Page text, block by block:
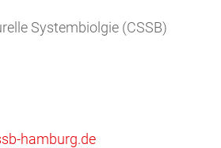
Systembiolgie (CSSB)
hamburg.de